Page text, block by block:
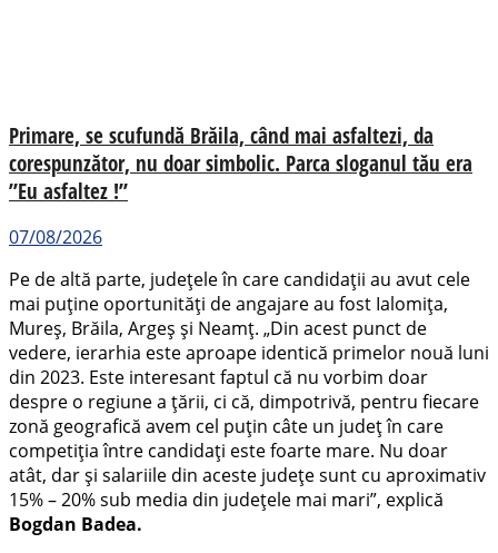
Primare, se scufundă Brăila, când mai asfaltezi, da
corespunzător, nu doar simbolic. Parca sloganul tău era
”Eu asfaltez !”
07/08/2026
Pe de altă parte, județele în care candidații au avut cele
mai puține oportunități de angajare au fost Ialomița,
Mureș, Brăila, Argeș și Neamț. „Din acest punct de
vedere, ierarhia este aproape identică primelor nouă luni
din 2023. Este interesant faptul că nu vorbim doar
despre o regiune a țării, ci că, dimpotrivă, pentru fiecare
zonă geografică avem cel puțin câte un județ în care
competiția între candidați este foarte mare. Nu doar
atât, dar și salariile din aceste județe sunt cu aproximativ
15% – 20% sub media din județele mai mari”, explică
Bogdan Badea.